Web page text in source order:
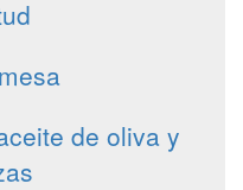
de oliva y